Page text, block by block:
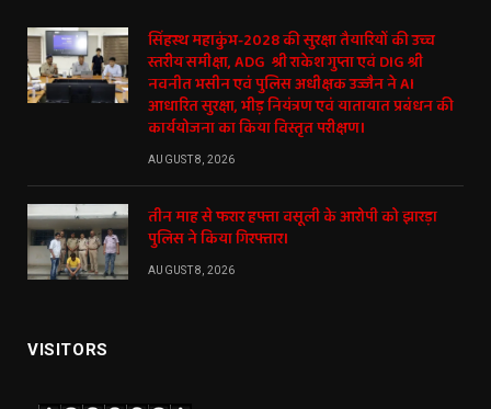
सिंहस्थ महाकुंभ-2028 की सुरक्षा तैयारियों की उच्च
स्तरीय समीक्षा, ADG श्री राकेश गुप्ता एवं DIG श्री
नवनीत भसीन एवं पुलिस अधीक्षक उज्जैन ने AI
आधारित सुरक्षा, भीड़ नियंत्रण एवं यातायात प्रबंधन की
कार्ययोजना का किया विस्तृत परीक्षण।
AUGUST 8, 2026
तीन माह से फरार हफ्ता वसूली के आरोपी को झारड़ा
पुलिस ने किया गिरफ्तार।
AUGUST 8, 2026
VISITORS